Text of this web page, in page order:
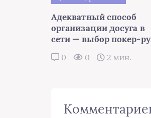
Адекватный способ
организации досуга в
сети — выбор покер-
0 0 2 мин.